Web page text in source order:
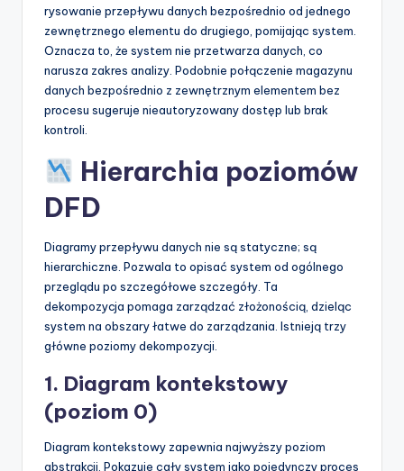
rysowanie przepływu danych bezpośrednio od jednego
zewnętrznego elementu do drugiego, pomijając system.
Oznacza to, że system nie przetwarza danych, co
narusza zakres analizy. Podobnie połączenie magazynu
danych bezpośrednio z zewnętrznym elementem bez
procesu sugeruje nieautoryzowany dostęp lub brak
kontroli.
Hierarchia poziomów
DFD
Diagramy przepływu danych nie są statyczne; są
hierarchiczne. Pozwala to opisać system od ogólnego
przeglądu po szczegółowe szczegóły. Ta
dekompozycja pomaga zarządzać złożonością, dzieląc
system na obszary łatwe do zarządzania. Istnieją trzy
główne poziomy dekompozycji.
1. Diagram kontekstowy
(poziom 0)
Diagram kontekstowy zapewnia najwyższy poziom
abstrakcji. Pokazuje cały system jako pojedynczy proces